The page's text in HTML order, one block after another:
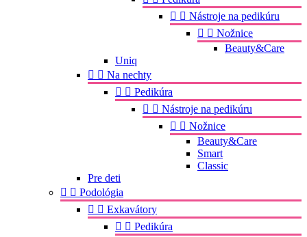
  Nástroje na pedikúru
  Nožnice
Beauty&Care
Uniq
  Na nechty
  Pedikúra
  Nástroje na pedikúru
  Nožnice
Beauty&Care
Smart
Classic
Pre deti
  Podológia
  Exkavátory
  Pedikúra